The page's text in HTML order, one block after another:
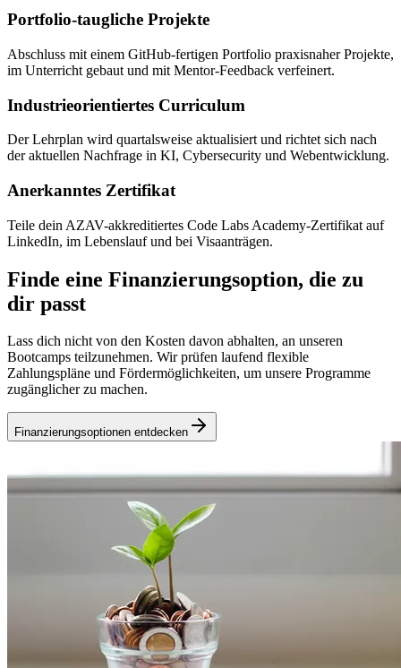
Portfolio-taugliche Projekte
Abschluss mit einem GitHub-fertigen Portfolio praxisnaher Projekte,
im Unterricht gebaut und mit Mentor-Feedback verfeinert.
Industrieorientiertes Curriculum
Der Lehrplan wird quartalsweise aktualisiert und richtet sich nach
der aktuellen Nachfrage in KI, Cybersecurity und Webentwicklung.
Anerkanntes Zertifikat
Teile dein AZAV-akkreditiertes Code Labs Academy-Zertifikat auf
LinkedIn, im Lebenslauf und bei Visaanträgen.
Finde eine Finanzierungsoption, die zu
dir passt
Lass dich nicht von den Kosten davon abhalten, an unseren
Bootcamps teilzunehmen. Wir prüfen laufend flexible
Zahlungspläne und Fördermöglichkeiten, um unsere Programme
zugänglicher zu machen.
Finanzierungsoptionen entdecken